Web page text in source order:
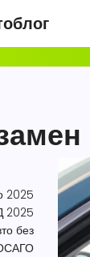
2025
2025
без